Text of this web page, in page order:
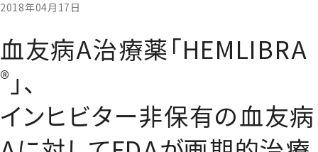
2018年04月17日
血友病A治療薬「HEMLIBRA
® 」、
インヒビター非保有の血友病